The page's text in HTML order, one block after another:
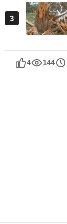
3
4 144